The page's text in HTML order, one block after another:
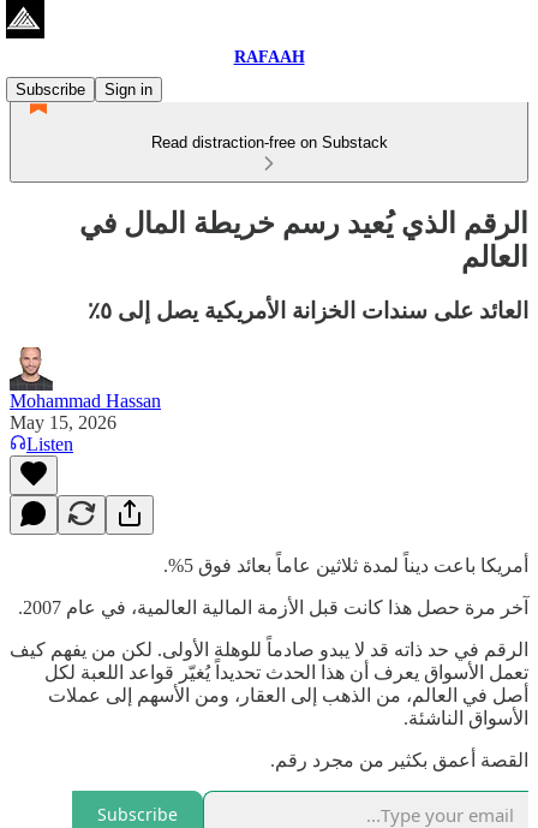
RAFAAH
Subscribe
Sign in
Read distraction-free on Substack
الرقم الذي يُعيد رسم خريطة المال في
العالم
العائد على سندات الخزانة الأمريكية يصل إلى ٥٪
Mohammad Hassan
May 15, 2026
Listen
أمريكا باعت ديناً لمدة ثلاثين عاماً بعائد فوق 5%.
آخر مرة حصل هذا كانت قبل الأزمة المالية العالمية، في عام 2007.
الرقم في حد ذاته قد لا يبدو صادماً للوهلة الأولى. لكن من يفهم كيف
تعمل الأسواق يعرف أن هذا الحدث تحديداً يُغيّر قواعد اللعبة لكل
أصل في العالم، من الذهب إلى العقار، ومن الأسهم إلى عملات
الأسواق الناشئة.
القصة أعمق بكثير من مجرد رقم.
Subscribe